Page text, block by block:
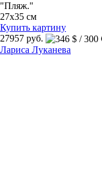
"Пляж."
27x35 см
Купить картину
27957 руб.
Лариса Луканева